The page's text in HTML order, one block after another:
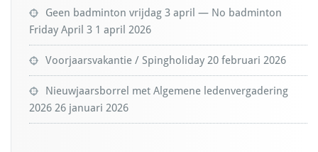
Geen badminton vrijdag 3 april — No badminton
Friday April 3 1 april 2026
Voorjaarsvakantie / Spingholiday 20 februari 2026
Nieuwjaarsborrel met Algemene ledenvergadering
2026 26 januari 2026